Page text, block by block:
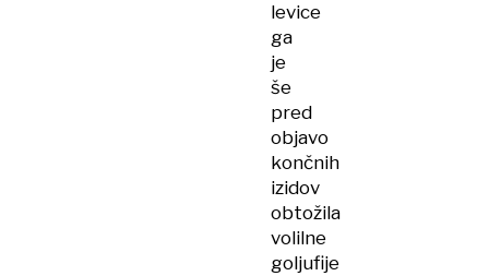
levice
ga
je
še
pred
objavo
končnih
izidov
obtožila
volilne
goljufije